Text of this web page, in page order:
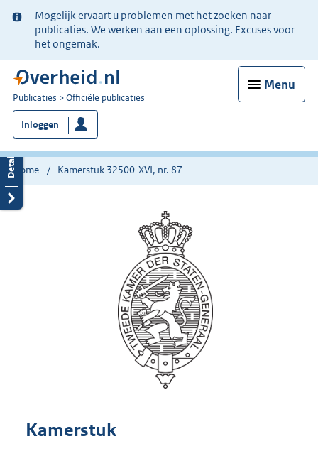
Ter
informatie:
Mogelijk ervaart u problemen met het zoeken naar
publicaties. We werken aan een oplossing. Excuses voor
het ongemak.
Menu
U
bent
nu
hier:
Publicaties Officiële publicaties
Inloggen
Home Kamerstuk 32500-XVI, nr. 87
Kamerstuk